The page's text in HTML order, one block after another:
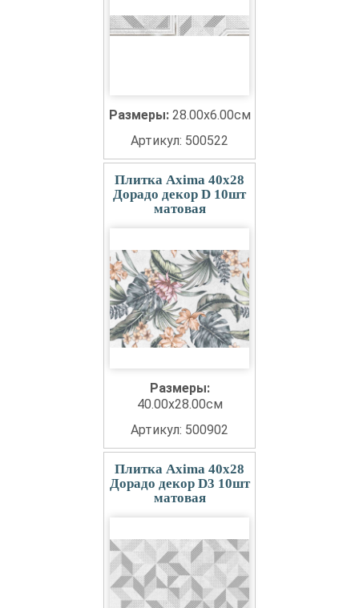
Размеры: 28.00x6.00см
Артикул: 500522
Плитка Axima 40x28
Дорадо декор D 10шт
матовая
Размеры:
40.00x28.00см
Артикул: 500902
Плитка Axima 40x28
Дорадо декор D3 10шт
матовая